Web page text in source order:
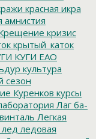
красная икра
амнистия
кризис
крытый_каток
КУГИ ЕАО
культура
сезон
Куренков курсы
Лаг ба-
Легкая
лед ледовая